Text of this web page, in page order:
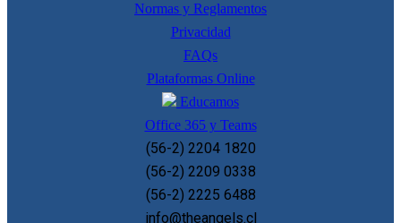
Normas y Reglamentos
Privacidad
FAQs
Plataformas Online
Educamos
Office 365 y Teams
(56-2) 2204 1820
(56-2) 2209 0338
(56-2) 2225 6488
info@theangels.cl